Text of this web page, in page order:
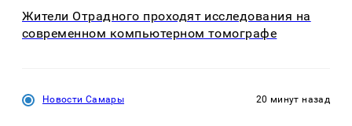
Жители Отрадного проходят исследования на
современном компьютерном томографе
Новости Самары 20 минут назад